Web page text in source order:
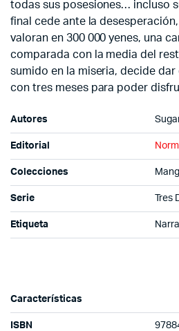
todas sus posesiones… incluso
final cede ante la
valoran en 300 000 yenes, una
comparada con la media del
sumido en la miseria, decide
con tres meses para poder
Autores
Editorial
Colecciones
Serie Tres
Etiqueta
Características
ISBN